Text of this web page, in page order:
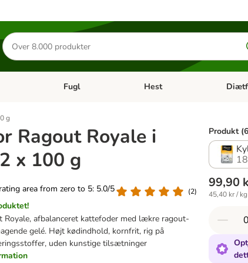
Søg
efter
produkter
menu: GnaverÅben kategori menu: Fisk
Fugl Åben kategori menu: Fugl
Hest Åben
g
Ragout Royale i
x 100 g
area from zero to 5: 5.0/5
(2)
Royale, afbalanceret kattefoder med lækre ragout-
gelé. Højt kødindhold, kornfrit, rig på
uden kunstige tilsætninger
Produkt
99,90
45,40 kr / kg